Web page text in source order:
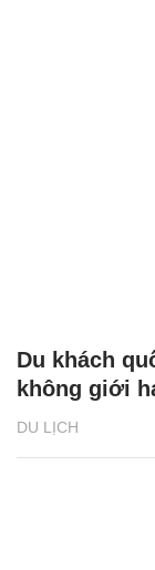
DU LỊCH
Du khách
không giới